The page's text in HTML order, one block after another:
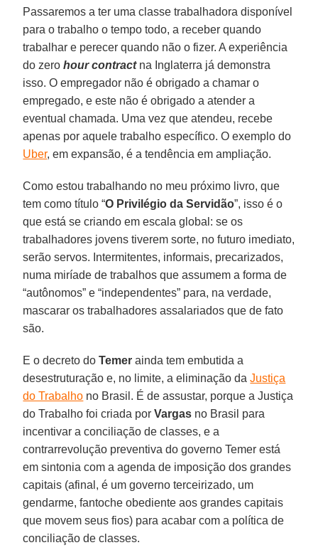
Passaremos a ter uma classe trabalhadora disponível
para o trabalho o tempo todo, a receber quando
trabalhar e perecer quando não o fizer. A experiência
do zerohour contractna Inglaterra já demonstra
isso. O empregador não é obrigado a chamar o
empregado, e este não é obrigado a atender a
eventual chamada. Uma vez que atendeu, recebe
apenas por aquele trabalho específico. O exemplo do
Uber, em expansão, é a tendência em ampliação.
Como estou trabalhando no meu próximo livro, que
tem como título “O Privilégio da Servidão”, isso é o
que está se criando em escala global: se os
trabalhadores jovens tiverem sorte, no futuro imediato,
serão servos. Intermitentes, informais, precarizados,
numa miríade de trabalhos que assumem a forma de
“autônomos” e “independentes” para, na verdade,
mascarar os trabalhadores assalariados que de fato
são.
E o decreto doTemer ainda tem embutida a
desestruturação e, no limite, a eliminação daJustiça
do Trabalho no Brasil. É de assustar, porque a Justiça
do Trabalho foi criada porVargas no Brasil para
incentivar a conciliação de classes, e a
contrarrevolução preventiva do governo Temer está
em sintonia com a agenda de imposição dos grandes
capitais (afinal, é um governo terceirizado, um
gendarme, fantoche obediente aos grandes capitais
que movem seus fios) para acabar com a política de
conciliação de classes.